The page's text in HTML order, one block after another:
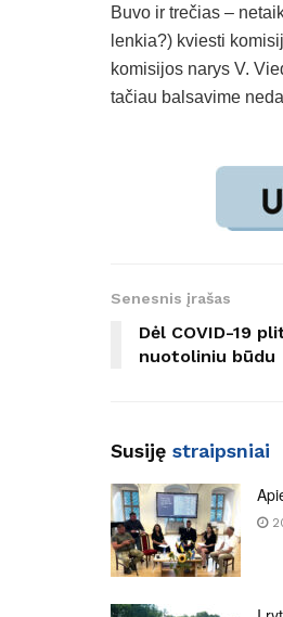
Buvo ir trečias –
lenkia?) kviesti
komisijos narys V.
tačiau balsavime
Senesnis įrašas
Dėl COVID-19
nuotoliniu būdu
Susiję straipsniai